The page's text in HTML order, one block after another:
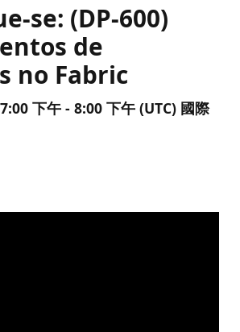
se: (DP-600)
de
no Fabric
下午 - 8:00 下午 (UTC) 國際